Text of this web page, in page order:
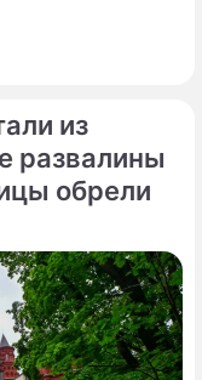
из
развалины
обрели